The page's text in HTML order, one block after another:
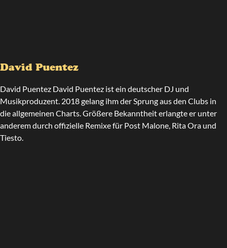
David Puentez
David Puentez David Puentez ist ein deutscher DJ und
Musikproduzent. 2018 gelang ihm der Sprung aus den Clubs in
die allgemeinen Charts. Größere Bekanntheit erlangte er unter
anderem durch offizielle Remixe für Post Malone, Rita Ora und
Tiesto.